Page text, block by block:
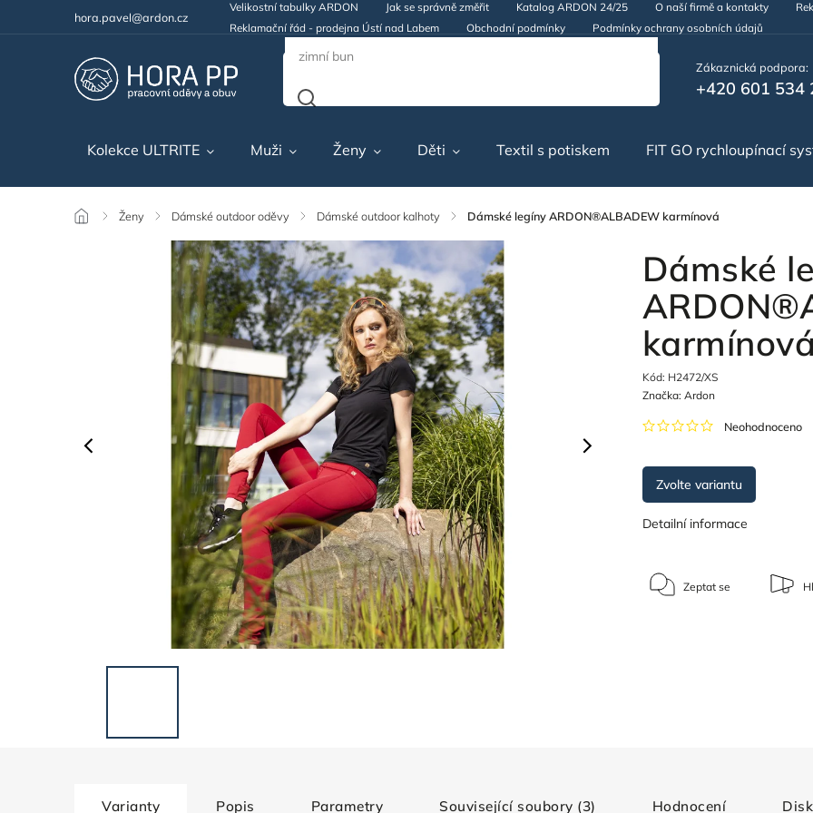
hora.pavel@ardon.cz
Velikostní tabulky ARDON Jak se správně změřit Katalog ARDON 24/25 O naší firmě a kontakty
Reklamační řád - prodejna Ústí nad Labem
Obchodní podmínky Podmínky ochrany osobních údajů
Zákaznická podpora:
+420 601 534
Kolekce ULTRITE Muži Ženy Děti Textil s potiskem FIT GO rychloupínací
/ Ženy / Dámské outdoor oděvy / Dámské outdoor kalhoty / Dámské legíny ARDON®ALBADEW karmínová
Dámské
karmínová
Kód: H2472/XS
Neohodnoceno
Značka: Ardon
Zvolte variantu
Detailní informace
Zeptat se
Varianty Popis Parametry Související soubory (3) Hodnocení